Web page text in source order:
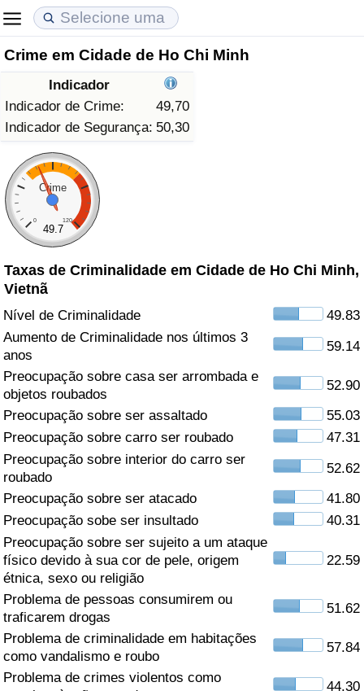
Crime em Cidade de Ho Chi Minh
Indicador
Indicador de Crime:
49,70
Indicador de Segurança: 50,30
Crime
0 120
49.7
Taxas de Criminalidade em Cidade de Ho Chi Minh,
Vietnã
Nível de Criminalidade
49.83
Aumento de Criminalidade nos últimos 3
anos
59.14
Preocupação sobre casa ser arrombada e
objetos roubados
52.90
Preocupação sobre ser assaltado
55.03
Preocupação sobre carro ser roubado
47.31
Preocupação sobre interior do carro ser
roubado
52.62
Preocupação sobre ser atacado
41.80
Preocupação sobe ser insultado
40.31
Preocupação sobre ser sujeito a um ataque
físico devido à sua cor de pele, origem
étnica, sexo ou religião
22.59
Problema de pessoas consumirem ou
traficarem drogas
51.62
Problema de criminalidade em habitações
como vandalismo e roubo
57.84
Problema de crimes violentos como
44.30
Custo de Vida
Indicador de Custo de Vida (Atual)
Indicador de Custo de Vida
Indicador de Custo de Vida Por País
em Aqaba
Preços de Imóveis
Indicador de Preços de Imóveis (Atual)
Indicador de Preços de Imóveis
Indicador de Preços de Imóveis por País
Qualidade de Vida
Indicador de Qualidade de Vida
Indicador de Qualidade de Vida (Atual)
Índice de qualidade de vida por país
Crime
Taxa do Indicador de Crime (Atual)
Indicador de Crime
Índice de criminalidade por país
Saúde
Indicador de Saúde (Atual)
Indicador de Saúde
Indicador de Saúde por País
Poluição
Indicador de Poluição (Atual)
Índice de poluição
Indicador de Poluição por País